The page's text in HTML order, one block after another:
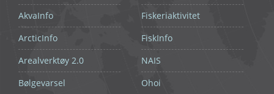
AkvaInfo
ArcticInfo
Arealverktøy 2.0
Bølgevarsel
Fiskeriaktivitet
FiskInfo
NAIS
Ohoi